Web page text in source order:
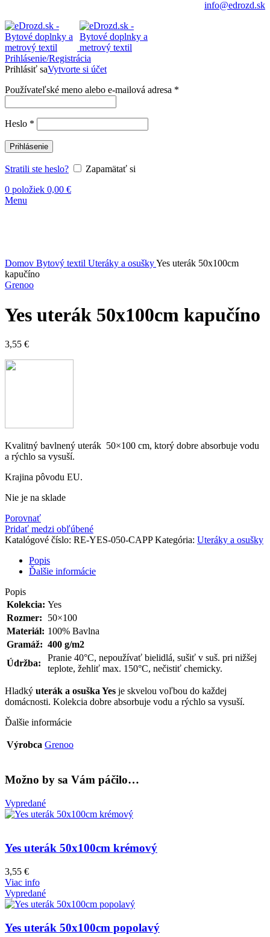
info@edrozd.sk
Prihlásenie/Registrácia
Prihlásiť saVytvorte si účet
Používateľské meno alebo e-mailová adresa *
Heslo *
Prihlásenie
Stratili ste heslo?
Zapamätať si
0 položiek 0,00 €
Menu
Domov Bytový textil Uteráky a osuškyYes uterák 50x100cm
kapučíno
Grenoo
Yes uterák 50x100cm kapučíno
3,55 €
Kvalitný bavlnený uterák 50×100 cm, ktorý dobre absorbuje vodu
a rýchlo sa vysuší.
Krajina pôvodu EU.
Nie je na sklade
Porovnať
Pridať medzi obľúbené
Katalógové číslo: RE-YES-050-CAPPKategória: Uteráky a osušky
Popis
Ďalšie informácie
Popis
Kolekcia: Yes
Rozmer:
50×100
Materiál: 100% Bavlna
Gramáž: 400 g/m2
Údržba:
Pranie 40°C, nepoužívať bielidlá, sušiť v suš. pri nižšej
teplote, žehliť max. 150°C, nečistiť chemicky.
Hladký uterák a osuška Yes je skvelou voľbou do každej
domácnosti. Kolekcia dobre absorbuje vodu a rýchlo sa vysuší.
Ďalšie informácie
Výrobca Grenoo
Možno by sa Vám páčilo…
Vypredané
Yes uterák 50x100cm krémový
3,55 €
Viac info
Vypredané
Yes uterák 50x100cm popolavý